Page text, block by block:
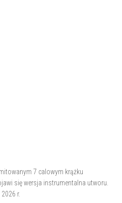
7 calowym krążku
się wersja instrumentalna utworu.
r.